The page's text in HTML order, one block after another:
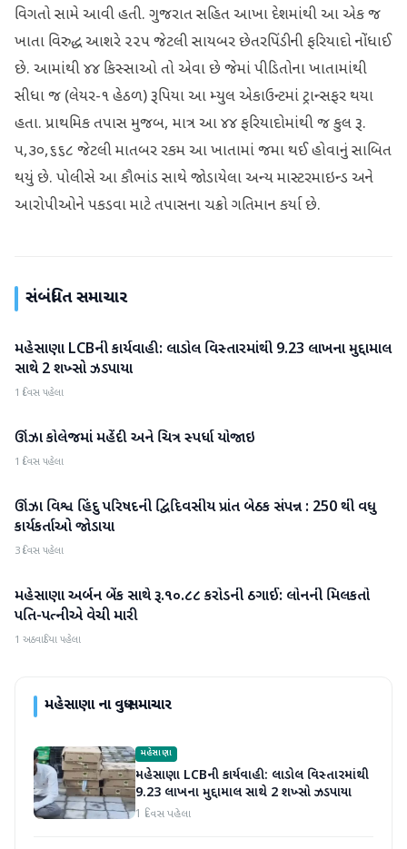
વિગતો સામે આવી હતી. ગુજરાત સહિત આખા દેશમાંથી આ એક જ
ખાતા વિરુદ્ધ આશરે ૨૨૫ જેટલી સાયબર છેતરપિંડીની ફરિયાદો નોંધાઈ
છે. આમાંથી ૪૪ કિસ્સાઓ તો એવા છે જેમાં પીડિતોના ખાતામાંથી
સીધા જ (લેયર-૧ હેઠળ) રૂપિયા આ મ્યુલ એકાઉન્ટમાં ટ્રાન્સફર થયા
હતા. પ્રાથમિક તપાસ મુજબ, માત્ર આ ૪૪ ફરિયાદોમાંથી જ કુલ રૂ.
૫,૩૦,૬૬૮ જેટલી માતબર રકમ આ ખાતામાં જમા થઈ હોવાનું સાબિત
થયું છે. પોલીસે આ કૌભાંડ સાથે જોડાયેલા અન્ય માસ્ટરમાઇન્ડ અને
આરોપીઓને પકડવા માટે તપાસના ચક્રો ગતિમાન કર્યા છે.
સંબંધિત સમાચાર
મહેસાણા
મહેસાણા LCBની કાર્યવાહી: લાડોલ વિસ્તારમાંથી 9.23 લાખના મુદ્દામાલ
સાથે 2 શખ્સો ઝડપાયા
1 દિવસ પહેલા
મહેસાણા
ઊંઝા કોલેજમાં મહેંદી અને ચિત્ર સ્પર્ધા યોજાઇ
1 દિવસ પહેલા
મહેસાણા
ઊંઝા વિશ્વ હિંદુ પરિષદની દ્વિદિવસીય પ્રાંત બેઠક સંપન્ન : 250 થી વધુ
કાર્યકર્તાઓ જોડાયા
3 દિવસ પહેલા
મહેસાણા
મહેસાણા અર્બન બેંક સાથે રૂ.૧૦.૮૮ કરોડની ઠગાઈ: લોનની મિલકતો
પતિ-પત્નીએ વેચી મારી
1 અઠવાડિયા પહેલા
મહેસાણાના વધુ સમાચાર
મહેસાણા
મહેસાણા LCBની કાર્યવાહી: લાડોલ વિસ્તારમાંથી
9.23 લાખના મુદ્દામાલ સાથે 2 શખ્સો ઝડપાયા
1 દિવસ પહેલા